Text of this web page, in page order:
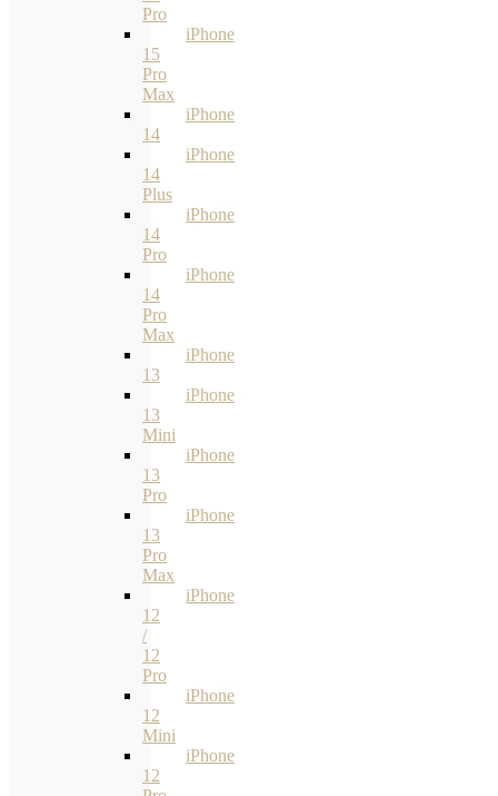
Pro
iPhone
15
Pro
Max
iPhone
14
iPhone
14
Plus
iPhone
14
Pro
iPhone
14
Pro
Max
iPhone
13
iPhone
13
Mini
iPhone
13
Pro
iPhone
13
Pro
Max
iPhone
12
/
12
Pro
iPhone
12
Mini
iPhone
12